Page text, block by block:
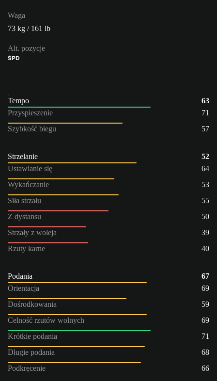
Waga
73 kg / 161 lb
Alt. pozycje
ŚPD
Tempo
63
Przyspieszenie
71
Szybkość biegu
57
Strzelanie
52
Ustawianie się
64
Wykańczanie
53
Siła strzału
55
Z dystansu
50
Strzały z woleja
39
Rzuty karne
40
Podania
67
Orientacja
69
Dośrodkowania
59
Celność rzutów wolnych
69
Krótkie podania
71
Długie podania
68
Podkręcenie
66